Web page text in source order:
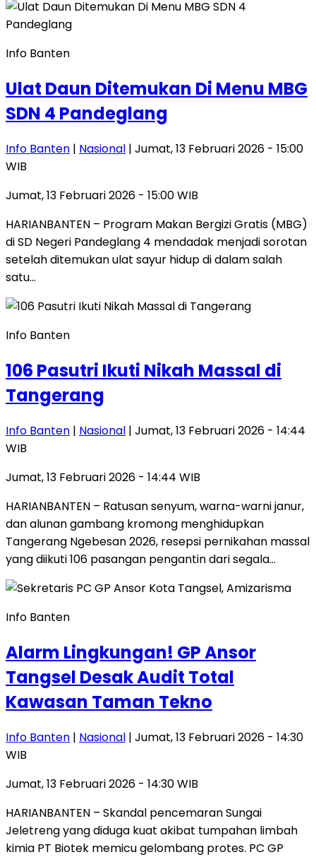
Info Banten
Ulat Daun Ditemukan Di Menu MBG
SDN 4 Pandeglang
Info Banten | Nasional | Jumat, 13 Februari 2026 - 15:00
WIB
Jumat, 13 Februari 2026 - 15:00 WIB
HARIANBANTEN – Program Makan Bergizi Gratis (MBG)
di SD Negeri Pandeglang 4 mendadak menjadi sorotan
setelah ditemukan ulat sayur hidup di dalam salah
satu…
Info Banten
106 Pasutri Ikuti Nikah Massal di
Tangerang
Info Banten | Nasional | Jumat, 13 Februari 2026 - 14:44
WIB
Jumat, 13 Februari 2026 - 14:44 WIB
HARIANBANTEN – Ratusan senyum, warna-warni janur,
dan alunan gambang kromong menghidupkan
Tangerang Ngebesan 2026, resepsi pernikahan massal
yang diikuti 106 pasangan pengantin dari segala…
Info Banten
Alarm Lingkungan! GP Ansor
Tangsel Desak Audit Total
Kawasan Taman Tekno
Info Banten | Nasional | Jumat, 13 Februari 2026 - 14:30
WIB
Jumat, 13 Februari 2026 - 14:30 WIB
HARIANBANTEN – Skandal pencemaran Sungai
Jeletreng yang diduga kuat akibat tumpahan limbah
kimia PT Biotek memicu gelombang protes. PC GP